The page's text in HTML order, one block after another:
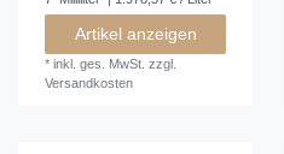
Artikel anzeigen
*inkl. ges. MwSt. zzgl.
Versandkosten